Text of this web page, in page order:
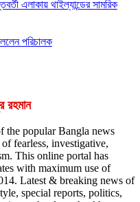
এলাকায় থাইল্যান্ডের সামরিক
পরিচালক
রহমান
the popular Bangla news
fearless, investigative,
This online portal has
with maximum use of
Latest & breaking news of
special reports, politics,